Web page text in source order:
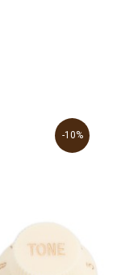
-10%